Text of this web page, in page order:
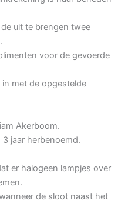
uit te brengen twee
voor de gevoerde
met de opgestelde
Akerboom.
jaar herbenoemd.
er halogeen lampjes over
de sloot naast het